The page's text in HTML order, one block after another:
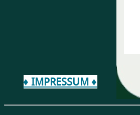
♦ IMPRESSUM ♦